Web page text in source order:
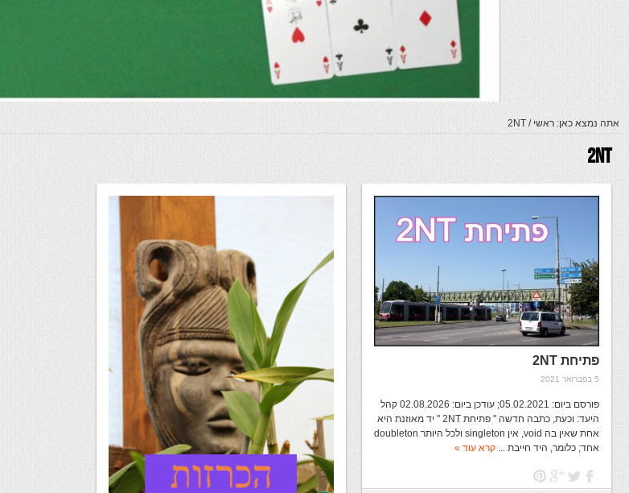
אתה נמצא כאן: ראשי/
2NT
2NT
פתיחת 2NT
5 בפברואר 2021
פורסם ביום: 05.02.2021; עודכן ביום: 02.08.2026 קהל
היעד: וכעת, כתבה חדשה " פתיחת 2NT " יד מאוזנת היא
אחת שאין בה void, אין singleton ולכל היותר doubleton
אחד; כלומר, היד חייבת ... קרא עוד »